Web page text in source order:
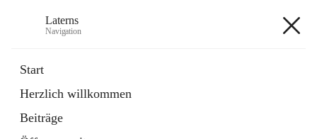
Laterns
Navigation
Start
Herzlich willkommen
Beiträge
11 Schnellzugriffe